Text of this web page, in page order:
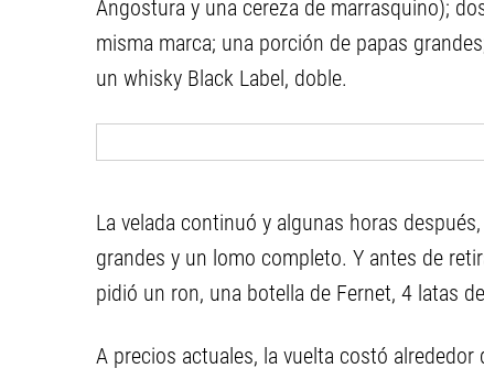
Angostura y una cereza de marrasquino);
misma marca; una porción de papas
un whisky Black Label, doble.
La velada continuó y algunas horas
grandes y un lomo completo. Y antes de
pidió un ron, una botella de Fernet, 4 latas
A precios actuales, la vuelta costó alrededor